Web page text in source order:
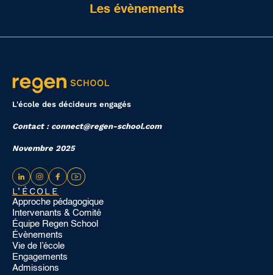
Les évènements
L'école des décideurs engagés
Contact : connect@regen-school.com
Novembre 2025
L’ÉCOLE
Approche pédagogique
Intervenants & Comité
Équipe Regen School
Évènements
Vie de l’école
Engagements
Admissions